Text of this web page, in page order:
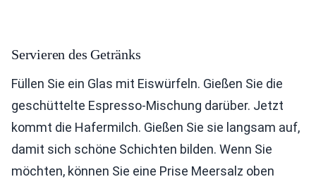
Servieren des Getränks
Füllen Sie ein Glas mit Eiswürfeln. Gießen Sie die
geschüttelte Espresso-Mischung darüber. Jetzt
kommt die Hafermilch. Gießen Sie sie langsam auf,
damit sich schöne Schichten bilden. Wenn Sie
möchten, können Sie eine Prise Meersalz oben